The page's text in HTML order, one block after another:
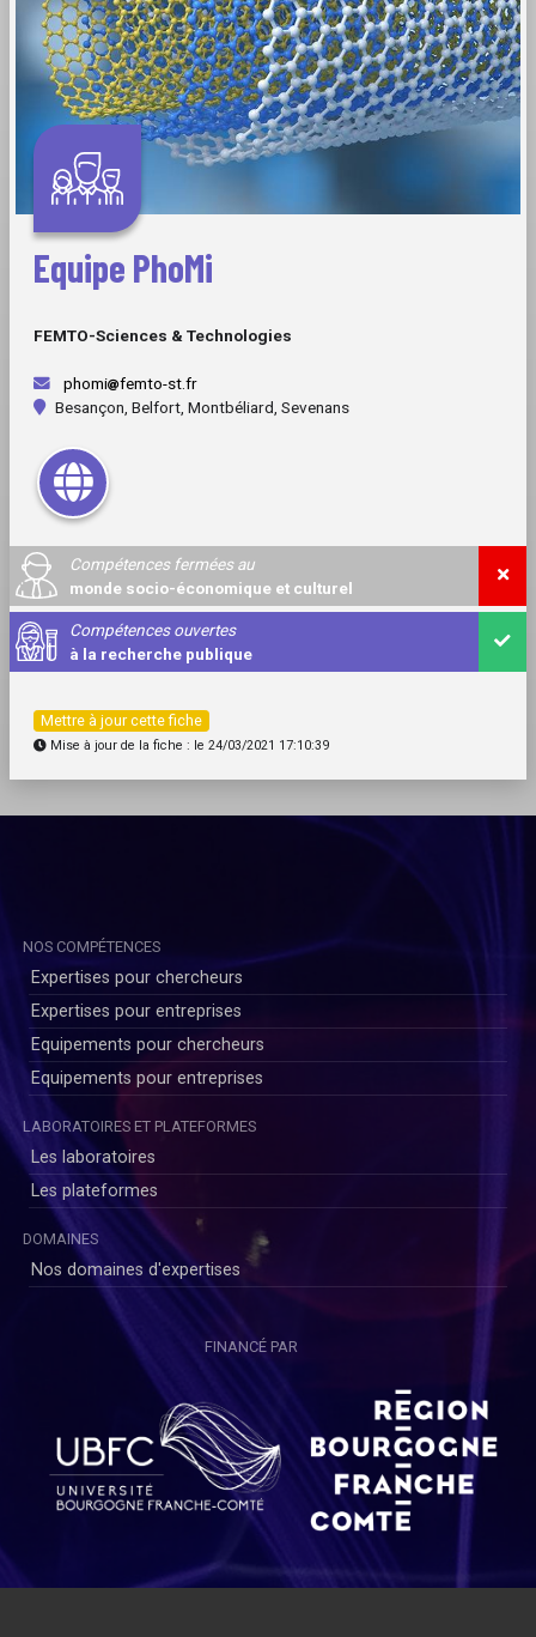
Equipe PhoMi
FEMTO-Sciences & Technologies
phomi
femto-st.fr
Besançon, Belfort, Montbéliard, Sevenans
Compétences fermées au
monde socio-économique et culturel
Compétences ouvertes
à la recherche publique
Mettre à jour cette fiche
Mise à jour de la fiche : le 24/03/2021 17:10:39
NOS COMPÉTENCES
Expertises pour chercheurs
Expertises pour entreprises
Equipements pour chercheurs
Equipements pour entreprises
LABORATOIRES ET PLATEFORMES
Les laboratoires
Les plateformes
DOMAINES
Nos domaines d'expertises
FINANCÉ PAR